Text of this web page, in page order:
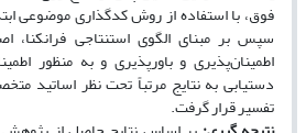
فوق، با استفاده از روش کدگذاری موضوعی
سپس بر مبنای الگوی استنتاجی
اطمینان‌پذیری و باورپذیری و به منظور
دستیابی به نتایج مرتباً تحت نظر اساتید
تفسیر قرار گرفت.